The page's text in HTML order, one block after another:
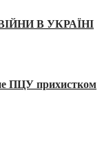
В УКРАЇНІ
ПЦУ прихистком